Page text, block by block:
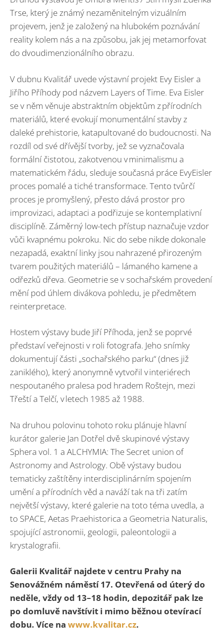
Trse, který je známý nezaměnitelným vizuálním
projevem, jenž je založený na hlubokém poznávání
reality kolem nás a na způsobu, jak jej metamorfovat
do dvoudimenzionálního obrazu.
V dubnu Kvalitář uvede výstavní projekt Evy Eisler a
Jiřího Příhody pod názvem Layers of Time. Eva Eisler
se v něm věnuje abstraktním objektům z přírodních
materiálů, které evokují monumentální stavby z
daleké prehistorie, katapultované do budoucnosti. Na
rozdíl od své dřívější tvorby, jež se vyznačovala
formální čistotou, zakotvenou v minimalismu a
matematickém řádu, sleduje současná práce EvyEisler
proces pomalé a tiché transformace. Tento tvůrčí
proces je promyšlený, přesto dává prostor pro
improvizaci, adaptaci a podřizuje se kontemplativní
disciplíně. Záměrný low-tech přístup naznačuje vzdor
vůči kvapnému pokroku. Nic do sebe nikde dokonale
nezapadá, exaktní linky jsou nahrazené přirozeným
tvarem použitých materiálů – lámaného kamene a
odřezků dřeva. Geometrie se v sochařském provedení
mění pod úhlem divákova pohledu, je předmětem
reinterpretace.
Hostem výstavy bude Jiří Příhoda, jenž se poprvé
představí veřejnosti v roli fotografa. Jeho snímky
dokumentují části „sochařského parku“ (dnes již
zaniklého), který anonymně vytvořil v interiérech
nespoutaného pralesa pod hradem Roštejn, mezi
Třeští a Telčí, v letech 1985 až 1988.
Na druhou polovinu tohoto roku plánuje hlavní
kurátor galerie Jan Dotřel dvě skupinové výstavy
Sphera vol. 1 a ALCHYMIA: The Secret union of
Astronomy and Astrology. Obě výstavy budou
tematicky zaštítěny interdisciplinárním spojením
umění a přírodních věd a naváží tak na tři zatím
největší výstavy, které galerie na toto téma uvedla, a
to SPACE, Aetas Praehistorica a Geometria Naturalis,
spojující astronomii, geologii, paleontologii a
krystalografii.
Galerii Kvalitář najdete v centru Prahy na
Senovážném náměstí 17. Otevřená od úterý do
neděle, vždy od 13–18 hodin, depozitář pak lze
po domluvě navštívit i mimo běžnou otevírací
dobu. Více na www.kvalitar.cz.